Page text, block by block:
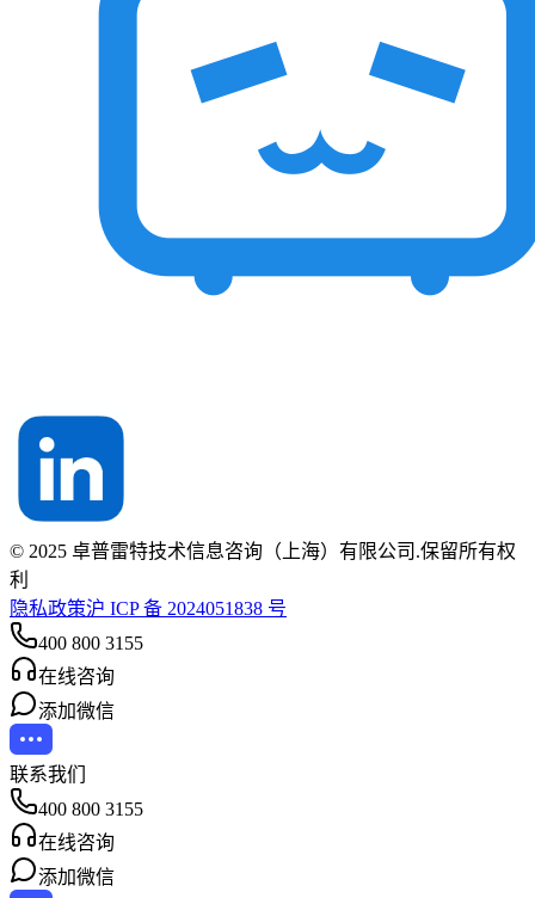
© 2025 卓普雷特技术信息咨询（上海）有限公司.保留所有权
利
隐私政策沪 ICP 备 2024051838 号
400 800 3155
在线咨询
添加微信
联系我们
400 800 3155
在线咨询
添加微信